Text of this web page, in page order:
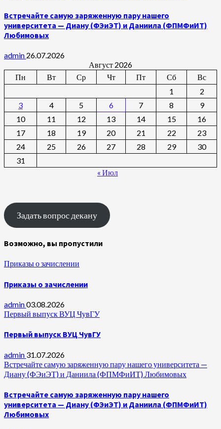
Встречайте самую заряженную пару нашего
университета — Диану (ФЭиЭТ) и Даниила (ФПМФиИТ)
Любимовых
admin 26.07.2026
Август 2026
Пн
Вт Ср Чт Пт Сб
Вс
1
2
3
4 5 6 7 8
9
10
11 12 13 14 15
16
17
18 19 20 21 22
23
24
25 26 27 28 29
30
31
« Июл
Задать вопрос декану
Возможно, вы пропустили
Приказы о зачислении
Приказы о зачислении
admin03.08.2026
Первый выпуск ВУЦ ЧувГУ
Первый выпуск ВУЦ ЧувГУ
admin 31.07.2026
Встречайте самую заряженную пару нашего университета —
Диану (ФЭиЭТ) и Даниила (ФПМФиИТ) Любимовых
Встречайте самую заряженную пару нашего
университета — Диану (ФЭиЭТ) и Даниила (ФПМФиИТ)
Любимовых